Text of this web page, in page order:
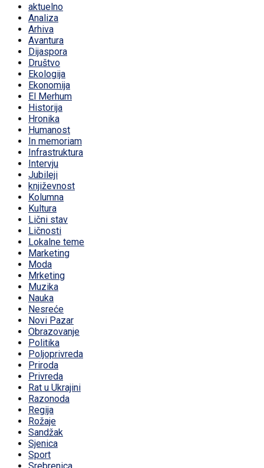
aktuelno
Analiza
Arhiva
Avantura
Dijaspora
Društvo
Ekologija
Ekonomija
El Merhum
Historija
Hronika
Humanost
In memoriam
Infrastruktura
Intervju
Jubileji
književnost
Kolumna
Kultura
Lični stav
Ličnosti
Lokalne teme
Marketing
Moda
Mrketing
Muzika
Nauka
Nesreće
Novi Pazar
Obrazovanje
Politika
Poljoprivreda
Priroda
Privreda
Rat u Ukrajini
Razonoda
Regija
Rožaje
Sandžak
Sjenica
Sport
Srebrenica